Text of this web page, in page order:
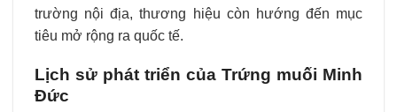
trường nội địa, thương hiệu còn hướng đến mục
tiêu mở rộng ra quốc tế.
Lịch sử phát triển của Trứng muối Minh
Đức